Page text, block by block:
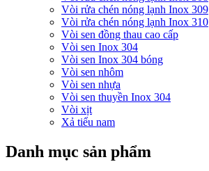
Vòi rửa chén nóng lạnh Inox 309
Vòi rửa chén nóng lạnh Inox 310
Vòi sen đồng thau cao cấp
Vòi sen Inox 304
Vòi sen Inox 304 bóng
Vòi sen nhôm
Vòi sen nhựa
Vòi sen thuyền Inox 304
Vòi xịt
Xả tiểu nam
Danh mục sản phẩm